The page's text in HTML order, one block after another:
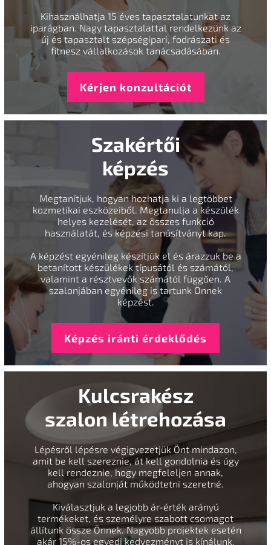
Kihasználhatja 15 éves tapasztalatunkat az
iparágban. Nagy tapasztalattal rendelkezünk az
új és tapasztalt szépségipari, fodrászati és
fitnesz vállalkozások tanácsadásában.
Kérjen konzultációt
Szakértői
képzés
Megtanítjuk, hogyan hozhatja ki a legtöbbet
kozmetikai eszközeiből. Megtanulja a készülék
helyes kezelését, az összes funkció
használatát, és képzési tanúsítványt kap.
A képzést egyénileg készítjük el és árazzuk be a
betanított készülékek típusától és számától,
valamint a résztvevők számától függően. A
szalonjában egyénileg is tartunk Önnek
képzést.
Képzés iránti érdeklődés
Kulcsrakész
szalon létrehozása
Lépésről lépésre végigvezetjük Önt mindazon,
amit be kell szereznie, át kell gondolnia és úgy
kell rendeznie, hogy megfeleljen annak,
ahogyan szalonját működtetni szeretné.
Kiválasztjuk a legjobb ár-érték arányú
termékeket, és személyre szabott csomagot
állítunk össze Önnek. Nagyobb projektek esetén
akár 15%-os egyedi kedvezményt is kínálunk.